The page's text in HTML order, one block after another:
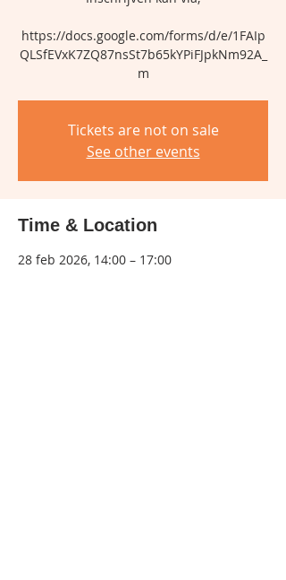
https://docs.google.com/forms/d/e/1FAIp
QLSfEVxK7ZQ87nsSt7b65kYPiFJpkNm92A_
m
Tickets are not on sale
See other events
Time & Location
28 feb 2026, 14:00 – 17:00